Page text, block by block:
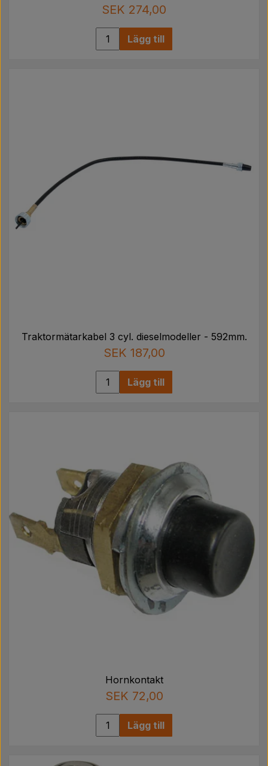
SEK 274,00
Lägg till
Traktormätarkabel 3 cyl. dieselmodeller - 592mm.
SEK 187,00
Lägg till
Hornkontakt
SEK 72,00
Lägg till